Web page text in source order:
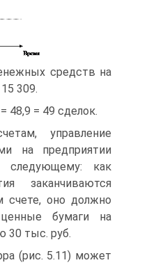
средств на
309.
48,9 = 49 сделок.
управление
на предприятии
следующему: как
заканчиваются
счете, оно должно
бумаги на
30 тыс. руб.
(рис. 5.11) может